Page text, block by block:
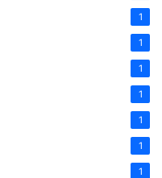
1
1
1
1
1
1
1